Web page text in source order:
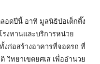
อดปีนี้ อาทิ มูลนิธิป่อเต็กตึ๊ง
งทานและบริการหน่วย
ก่อสร้างอาคารที่จอดรถ ที่
วิทยาเขตยศเส เพื่ออำนวย